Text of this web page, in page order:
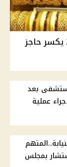
ارتفاع جديد بأسعار الذهب بمصر. عيار 21 يكسر حاجز
بعد
عملية
بمجلس